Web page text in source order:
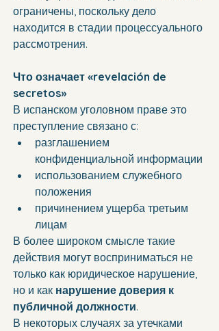
ограничены, поскольку дело
находится в стадии процессуального
рассмотрения.
Что означает «revelación de
secretos»
В испанском уголовном праве это
преступление связано с:
разглашением
конфиденциальной информации
использованием служебного
положения
причинением ущерба третьим
лицам
В более широком смысле такие
действия могут восприниматься не
только как юридическое нарушение,
но и как нарушение доверия к
публичной должности.
В некоторых случаях за утечками